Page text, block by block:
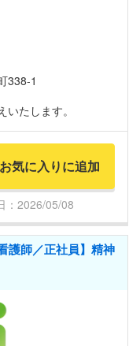
338-1
たします。
お気に入りに追加
2026/05/08
護師／正社員】精神